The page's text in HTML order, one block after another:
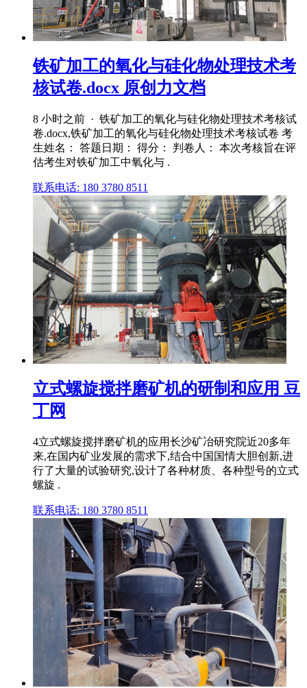
铁矿加工的氧化与硅化物处理技术考
核试卷.docx 原创力文档
8 小时之前 · 铁矿加工的氧化与硅化物处理技术考核试
卷.docx,铁矿加工的氧化与硅化物处理技术考核试卷 考
生姓名： 答题日期： 得分： 判卷人： 本次考核旨在评
估考生对铁矿加工中氧化与 .
联系电话: 180 3780 8511
立式螺旋搅拌磨矿机的研制和应用 豆
丁网
4立式螺旋搅拌磨矿机的应用长沙矿冶研究院近20多年
来,在国内矿业发展的需求下,结合中国国情大胆创新,进
行了大量的试验研究,设计了各种材质、各种型号的立式
螺旋 .
联系电话: 180 3780 8511